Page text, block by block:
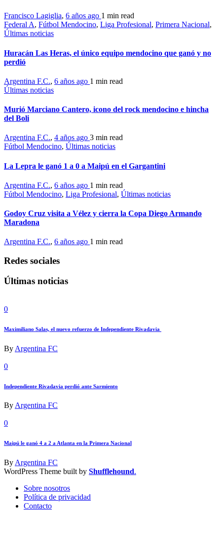
Francisco Lagiglia, 6 años ago 1 min read
Federal A, Fútbol Mendocino, Liga Profesional, Primera Nacional,
Últimas noticias
Huracán Las Heras, el único equipo mendocino que ganó y no
perdió
Argentina F.C., 6 años ago 1 min read
Últimas noticias
Murió Marciano Cantero, icono del rock mendocino e hincha
del Boli
Argentina F.C., 4 años ago 3 min read
Fútbol Mendocino, Últimas noticias
La Lepra le ganó 1 a 0 a Maipú en el Gargantini
Argentina F.C., 6 años ago 1 min read
Fútbol Mendocino, Liga Profesional, Últimas noticias
Godoy Cruz visita a Vélez y cierra la Copa Diego Armando
Maradona
Argentina F.C., 6 años ago 1 min read
Redes sociales
Últimas noticias
0
Maximiliano Salas, el nuevo refuerzo de Independiente Rivadavia
By Argentina FC
0
Independiente Rivadavia perdió ante Sarmiento
ByArgentina FC
0
Maipú le ganó 4 a 2 a Atlanta en la Primera Nacional
ByArgentina FC
WordPress Theme built by Shufflehound.
Sobre nosotros
Política de privacidad
Contacto